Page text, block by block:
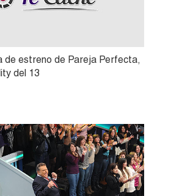
de estreno de Pareja Perfecta,
del 13